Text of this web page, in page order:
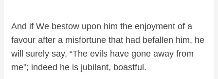
And if We bestow upon him the enjoyment of a
favour after a misfortune that had befallen him, he
will surely say, “The evils have gone away from
me”; indeed he is jubilant, boastful.